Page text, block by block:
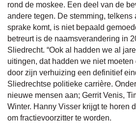
rond de moskee. Een deel van de
andere tegen. De stemming, telkens
sprake komt, is niet bepaald
betreurt is de naamsverandering in
Sliedrecht. “Ook al hadden we al
uitingen, dat hadden we niet moeten
door zijn verhuizing een definitief
Sliedrechtse politieke carrière.
nieuwe mensen aan; Gerrit Venis,
Winter. Hanny Visser krijgt te horen
om fractievoorzitter te worden.